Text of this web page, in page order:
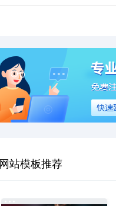
网站模板推荐